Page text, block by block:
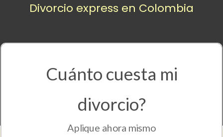
Divorcio express en Colombia
Cuánto cuesta mi
divorcio?
Aplique ahora mismo